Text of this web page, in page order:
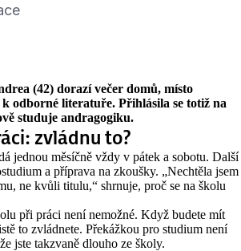
(42) dorazí večer domů, místo
k odborné literatuře. Přihlásila se totiž na
studuje andragogiku.
zvládnu to?
jednou měsíčně vždy v pátek a sobotu. Další
a příprava na zkoušky. „Nechtěla jsem
ne kvůli titulu,“ shrnuje, proč se na školu
při práci není nemožné. Když budete mít
to zvládnete. Překážkou pro studium není
jste takzvaně dlouho ze školy.